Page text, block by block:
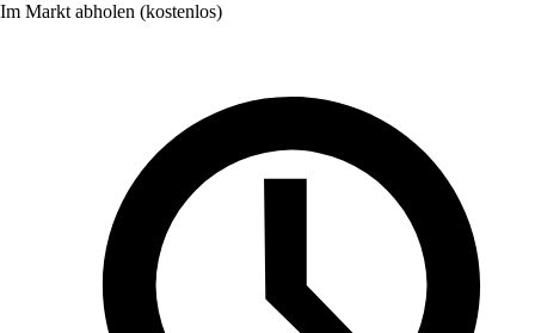
Im Markt abholen (kostenlos)